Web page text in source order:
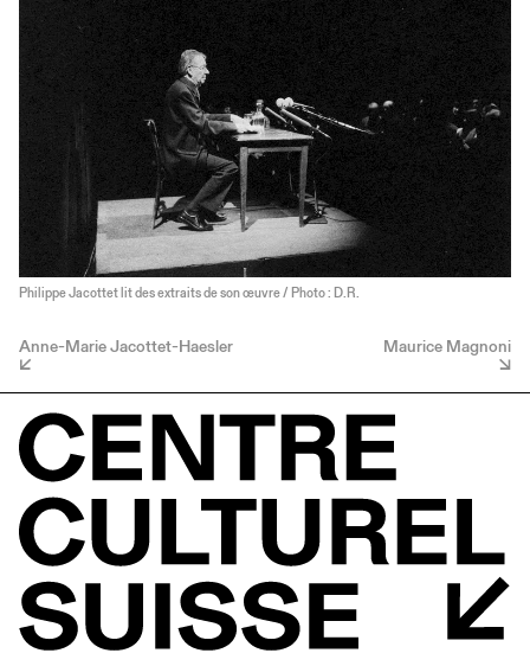
Philippe Jacottet lit des extraits de son œuvre / Photo : D.R.
Anne-Marie Jacottet-Haesler Maurice Magnoni